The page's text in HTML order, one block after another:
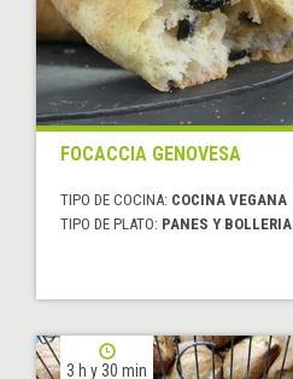
FOCACCIA GENOVESA
TIPO DE COCINA: COCINA VEGANA
TIPO DE PLATO: PANES Y BOLLERIA
3 h y 30 min